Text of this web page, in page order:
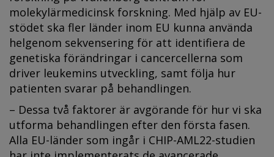
molekylärmedicinsk forskning. Med hjälp av EU-
stödet ska fler länder inom EU kunna använda
helgenom sekvensering för att identifiera de
genetiska förändringar i cancercellerna som
driver leukemins utveckling, samt följa hur
patienten svarar på behandlingen.
– Dessa två faktorer är avgörande för hur vi ska
utforma behandlingen efter den första fasen.
Alla EU-länder som ingår i CHIP-AML22-studien